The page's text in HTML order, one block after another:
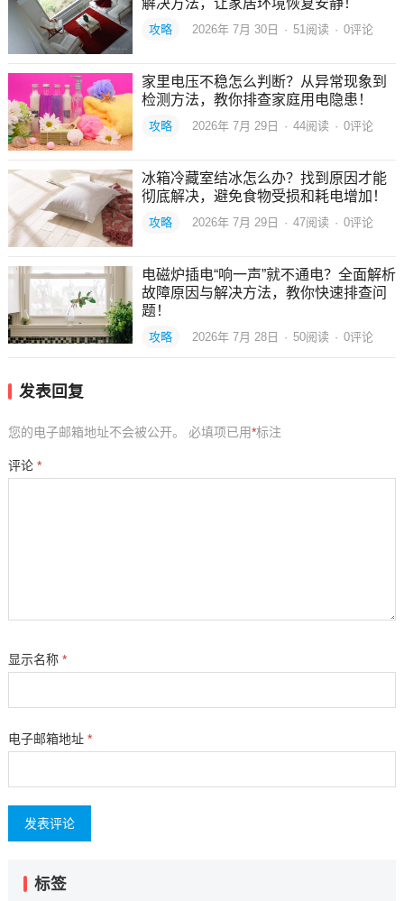
解决方法，让家居环境恢复安静！
攻略 2026年 7月 30日 · 51阅读 · 0评论
家里电压不稳怎么判断？从异常现象到
检测方法，教你排查家庭用电隐患！
攻略 2026年 7月 29日 · 44阅读 · 0评论
冰箱冷藏室结冰怎么办？找到原因才能
彻底解决，避免食物受损和耗电增加！
攻略 2026年 7月 29日 · 47阅读 · 0评论
电磁炉插电“响一声”就不通电？全面解析
故障原因与解决方法，教你快速排查问
题！
攻略 2026年 7月 28日 · 50阅读 · 0评论
发表回复
您的电子邮箱地址不会被公开。 必填项已用*标注
评论 *
显示名称 *
电子邮箱地址 *
标签